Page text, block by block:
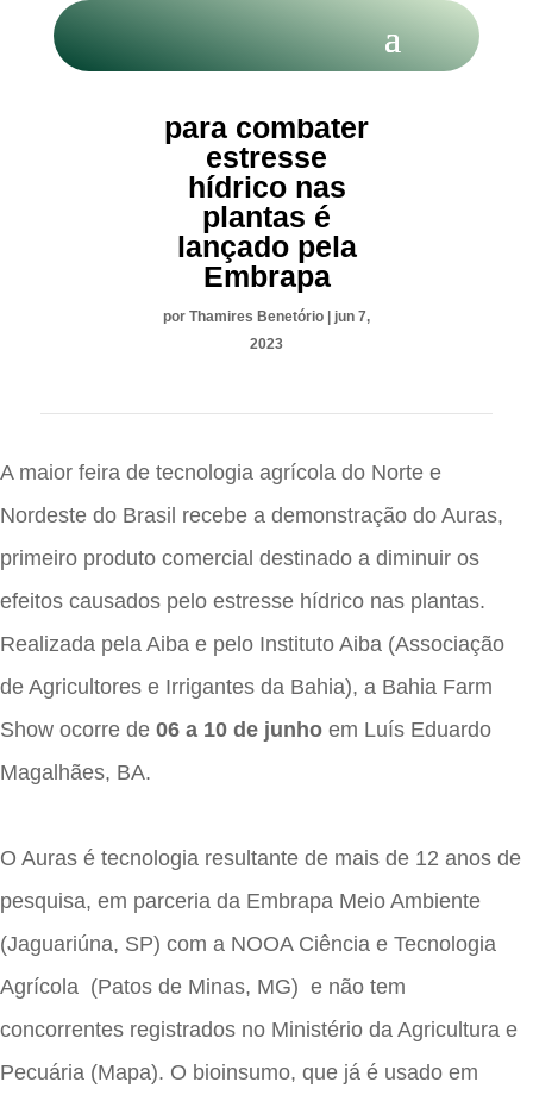
para combater
estresse
hídrico nas
plantas é
lançado pela
Embrapa
por Thamires Benetório | jun 7,
2023
A maior feira de tecnologia agrícola do Norte e
Nordeste do Brasil recebe a demonstração do Auras,
primeiro produto comercial destinado a diminuir os
efeitos causados pelo estresse hídrico nas plantas.
Realizada pela Aiba e pelo Instituto Aiba (Associação
de Agricultores e Irrigantes da Bahia), a Bahia Farm
Show ocorre de 06 a 10 de junho em Luís Eduardo
Magalhães, BA.
O Auras é tecnologia resultante de mais de 12 anos de
pesquisa, em parceria da Embrapa Meio Ambiente
(Jaguariúna, SP) com a NOOA Ciência e Tecnologia
Agrícola (Patos de Minas, MG) e não tem
concorrentes registrados no Ministério da Agricultura e
Pecuária (Mapa). O bioinsumo, que já é usado em